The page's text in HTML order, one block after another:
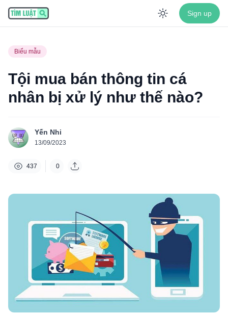
Enable
Sign up
Biểu mẫu
Tội mua bán thông tin cá
nhân bị xử lý như thế nào?
Yến Nhi
13/09/2023
437 0